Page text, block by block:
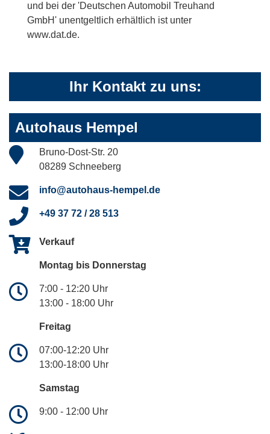
und bei der 'Deutschen Automobil Treuhand
GmbH' unentgeltlich erhältlich ist unter
www.dat.de.
Ihr Kontakt zu uns:
Autohaus Hempel
Bruno-Dost-Str. 20
08289 Schneeberg
info@autohaus-hempel.de
+49 37 72 / 28 513
Verkauf
Montag bis Donnerstag
7:00 - 12:20 Uhr
13:00 - 18:00 Uhr
Freitag
07:00-12:20 Uhr
13:00-18:00 Uhr
Samstag
9:00 - 12:00 Uhr